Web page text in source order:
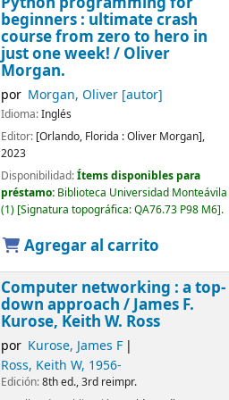
beginners : ultimate crash
course from zero to hero in
just one week! / Oliver
Morgan.
por Morgan, Oliver[autor]
Idioma:Inglés
Editor: [Orlando, Florida :Oliver Morgan],
2023
Disponibilidad:Ítems disponibles para
préstamo: Biblioteca Universidad Monteávila
(1) Signatura topográfica:QA76.73 P98 M6 .
Agregar al carrito
Computer networking : a top-
down approach /James F.
Kurose, Keith W. Ross
por Kurose, James F
Ross, Keith W, 1956-
Edición:8th ed., 3rd reimpr.